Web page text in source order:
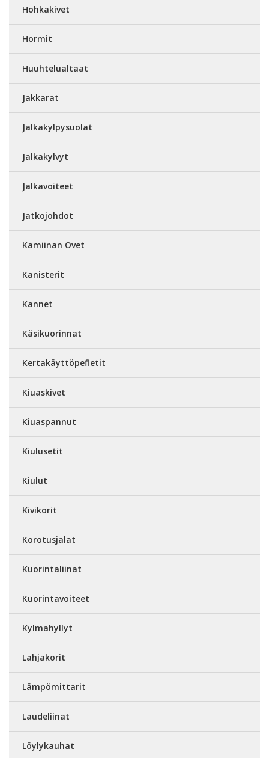
Hohkakivet
Hormit
Huuhtelualtaat
Jakkarat
Jalkakylpysuolat
Jalkakylvyt
Jalkavoiteet
Jatkojohdot
Kamiinan Ovet
Kanisterit
Kannet
Käsikuorinnat
Kertakäyttöpefletit
Kiuaskivet
Kiuaspannut
Kiulusetit
Kiulut
Kivikorit
Korotusjalat
Kuorintaliinat
Kuorintavoiteet
Kylmahyllyt
Lahjakorit
Lämpömittarit
Laudeliinat
Löylykauhat